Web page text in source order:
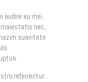
audire eu mei,
nec,
suavitate
referrentur